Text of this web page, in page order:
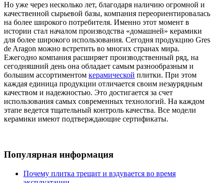
Но уже через несколько лет, благодаря наличию огромной и
качественной сырьевой базы, компания переориентировалась
на более широкого потребителя. Именно этот момент в
истории стал началом производства «домашней» керамики
для более широкого использования. Сегодня продукцию Gres
de Aragon можно встретить во многих странах мира.
Ежегодно компания расширяет производственный ряд, на
сегодняшний день она обладает самым разнообразным и
большим ассортиментом керамической плитки. При этом
каждая единица продукции отличается своим незаурядным
качеством и надежностью. Это достигается за счет
использования самых современных технологий. На каждом
этапе ведется тщательный контроль качества. Все модели
керамики имеют подтверждающие сертификаты.
Популярная информация
Почему плитка трещит и вздувается во время